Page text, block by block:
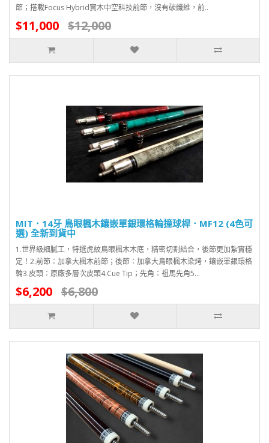
節；搭載Focus Hybrid實木中空科技前節，沒有碳纖維，前..
$11,000 $12,000
MIT．14牙 鳥眼楓木鑲嵌單銀環格輪撞球桿．MF12 (4色可
選) 全新到貨中
1.世界級細膩工，特選虎紋鳥眼楓木木底，精密切割結合，後節更加紮實穩
定！2.前節：加拿大楓木前節；後節：加拿大鳥眼楓木染烤，鑲嵌單銀環格
輪3.皮頭：原廠多層次皮頭4.Cue Tip；先角：祖馬先角5...
$6,200 $6,800